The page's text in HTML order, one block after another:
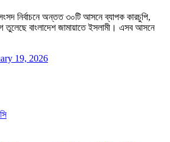
নির্বাচনে অন্তত ৩০টি আসনে ব্যাপক কারচুপি,
তুলেছে বাংলাদেশ জামায়াতে ইসলামী। এসব আসনে
19, 2026